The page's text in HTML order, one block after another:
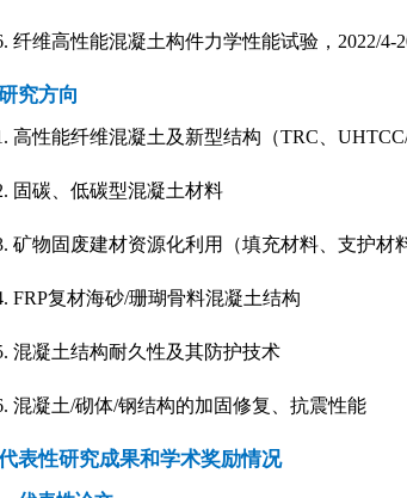
纤维高性能混凝土构件力学性能试验， 2022/4-
究方向
高性能纤维混凝土及新型结构（TRC
固碳 低碳型混凝土材料
矿物固废建材资源化利用（填充材料、支护材
FRP复材海砂/珊瑚骨料混凝土结构
混凝土结构耐久性及其防护技术
混凝土/砌体/钢结构的加固修复、抗震性能
表性研究成果和学术奖励情况